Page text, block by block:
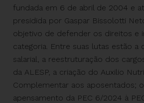
fundada em 6 de abril de 2004 e
presidida por Gaspar Bissolotti
objetivo de defender os direitos e
categoria. Entre suas lutas estão a
salarial, a reestruturação dos
da ALESP, a criação do Auxilio
Complementar aos aposentados; o
apensamento da PEC 6/2024 à